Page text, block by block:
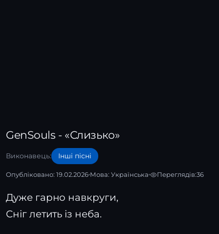
GenSouls - «Слизько»
Виконавець: Інші пісні
Опубліковано: 19.02.2026 Мова: Українська Переглядів:36
Дуже гарно навкруги,
Сніг летить із неба.